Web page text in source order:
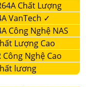
Chất Lượng
VanTech ✓
Công Nghệ NAS
Lượng Cao
Nghệ Cao
lương